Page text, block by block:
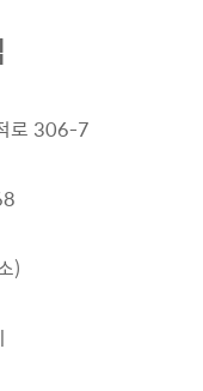
로 306-7
)